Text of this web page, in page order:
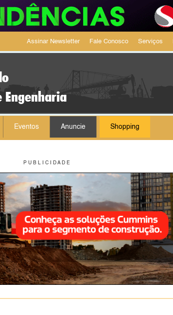
Assinar Newsletter Fale Conosco Serviços
Engenharia
Eventos Anuncie Shopping
P U B L I C I D A D E